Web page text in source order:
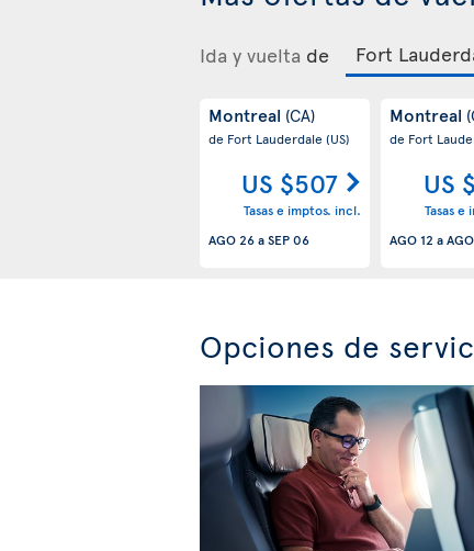
Ida y vuelta de
Montreal (CA)
de Fort Lauderdale (US)
US $507
Tasas e imptos. incl.
AGO 26aSEP 06
Montreal
de Fort
US
Tasas e
AGO 12 a
Opciones de